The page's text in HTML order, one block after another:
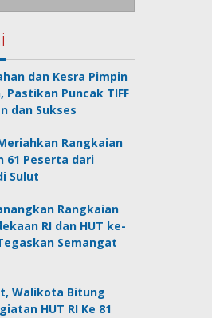
dan Kesra Pimpin
Pastikan Puncak TIFF
dan Sukses
Rangkaian
61 Peserta dari
Sulut
Rangkaian
RI dan HUT ke-
Semangat
Walikota Bitung
HUT RI Ke 81